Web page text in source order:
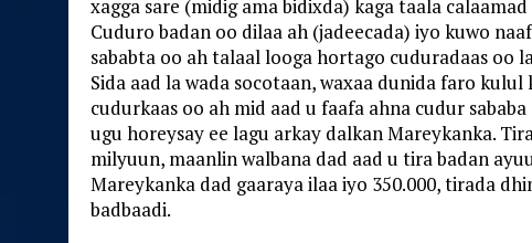
xagga sare (midig ama bidixda) kaga taala
Cuduro badan oo dilaa ah (jadeecada) iyo kuwo
sababta oo ah talaal looga hortago cuduradaas oo
Sida aad la wada socotaan, waxaa dunida faro
cudurkaas oo ah mid aad u faafa ahna cudur
ugu horeysay ee lagu arkay dalkan Mareykanka.
milyuun, maanlin walbana dad aad u tira badan
Mareykanka dad gaaraya ilaa iyo 350.000, tirada
badbaadi.